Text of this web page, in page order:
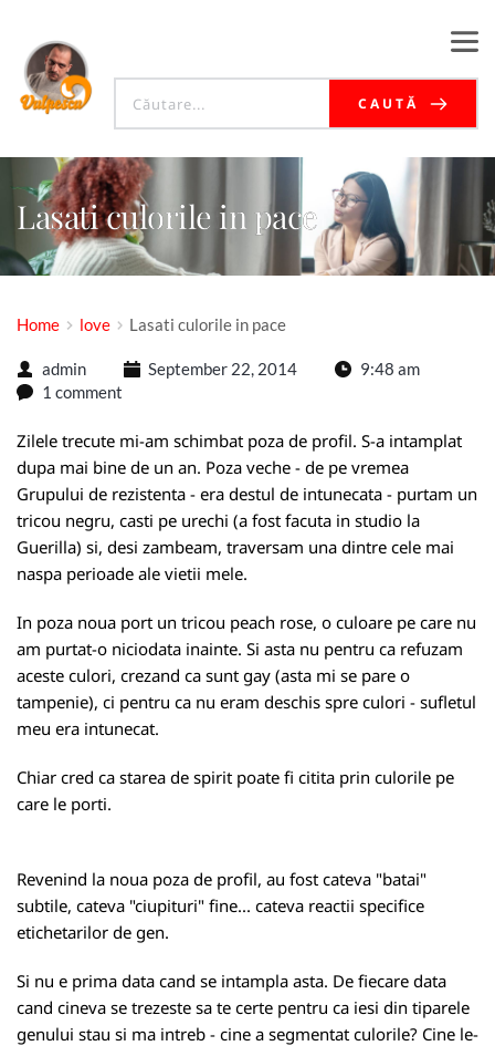
CAUTĂ
Lasati culorile in pace
Home love Lasati culorile in pace
admin September 22, 2014
9:48 am
1 comment
Zilele trecute mi-am schimbat poza de profil. S-a intamplat
dupa mai bine de un an. Poza veche - de pe vremea
Grupului de rezistenta - era destul de intunecata - purtam un
tricou negru, casti pe urechi (a fost facuta in studio la
Guerilla) si, desi zambeam, traversam una dintre cele mai
naspa perioade ale vietii mele.
In poza noua port un tricou peach rose, o culoare pe care nu
am purtat-o niciodata inainte. Si asta nu pentru ca refuzam
aceste culori, crezand ca sunt gay (asta mi se pare o
tampenie), ci pentru ca nu eram deschis spre culori - sufletul
meu era intunecat.
Chiar cred ca starea de spirit poate fi citita prin culorile pe
care le porti.
Revenind la noua poza de profil, au fost cateva "batai"
subtile, cateva "ciupituri" fine... cateva reactii specifice
etichetarilor de gen.
Si nu e prima data cand se intampla asta. De fiecare data
cand cineva se trezeste sa te certe pentru ca iesi din tiparele
genului stau si ma intreb - cine a segmentat culorile? Cine le-